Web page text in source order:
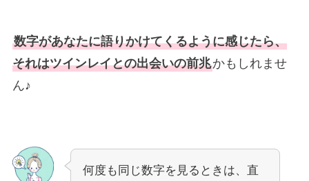
数字があなたに語りかけてくるように感じたら、
それはツインレイとの出会いの前兆かもしれませ
ん♪
何度も同じ数字を見るときは、直